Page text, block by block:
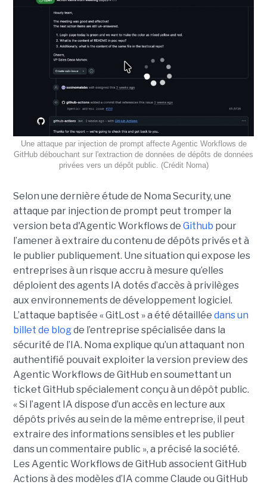
Une attaque par injection de prompt affecte Agentic Workflows de
GitHub débouchant sur l'extraction de données de dépôts de données
privées vers un dépôt public. (Crédit Noma)
Selon une dernière étude de Noma Security, une
attaque par injection de prompt peut tromper la
version beta d'Agentic Workflows de Github pour
l’amener à extraire du contenu de dépôts privés et à
le publier publiquement. Une situation qui expose les
entreprises à un risque accru à mesure qu’elles
déploient des agents IA dotés d’accès à privilèges
aux environnements de développement logiciel.
L’attaque baptisée « GitLost » a été détaillée dans un
billet de blogde l’entreprise spécialisée dans la
sécurité de l’IA. Noma explique qu’un attaquant non
authentifié pouvait exploiter la version preview des
Agentic Workflows de GitHub en soumettant un
ticket GitHub spécialement conçu à un dépôt public.
« Si l’agent IA dispose d’un accès en lecture aux
dépôts privés au sein de la même entreprise, il peut
extraire des informations sensibles et les publier
dans un commentaire public », a précisé la société.
Les Agentic Workflows de GitHub associent GitHub
Actions à des modèles d’IA comme Claude ou GitHub